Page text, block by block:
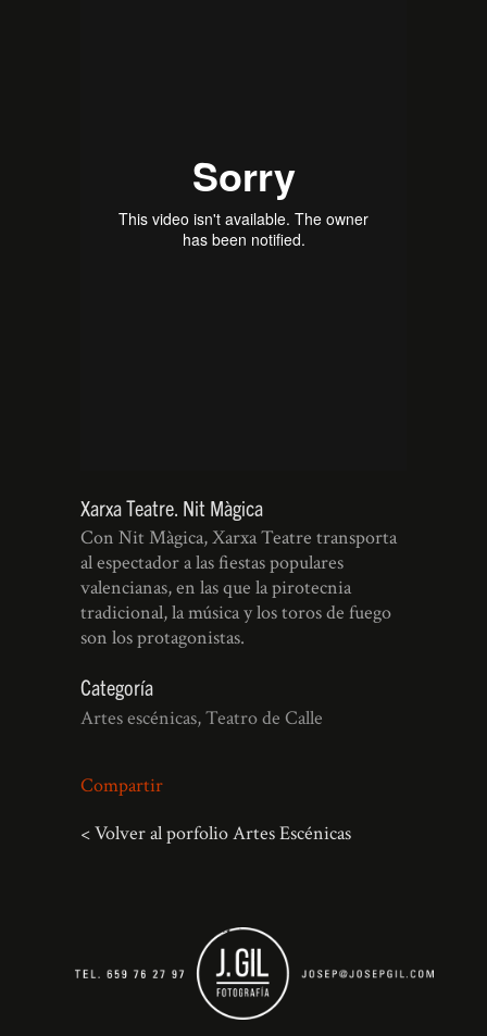
Xarxa Teatre. Nit Màgica
Con Nit Màgica, Xarxa Teatre transporta
al espectador a las fiestas populares
valencianas, en las que la pirotecnia
tradicional, la música y los toros de fuego
son los protagonistas.
Categoría
Artes escénicas, Teatro de Calle
Compartir
< Volver al porfolio Artes Escénicas